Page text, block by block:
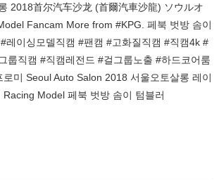
2018首尔汽车沙龙 (首爾汽車沙龍) ソウルオ
Fancam More from #KPG. 페북 벗방 솜이
레이싱모델직캠 #팬캠 #고화질직캠 #직캠4k #
룹직캠 #직캠레전드 #걸그룹노출 #하드코어룸
미 Seoul Auto Salon 2018 서울오토살롱 레이
Model 페북 벗방 솜이 텀블러